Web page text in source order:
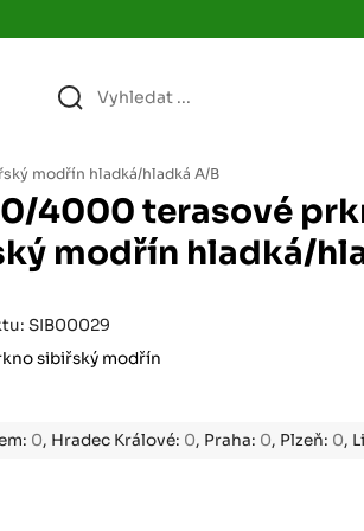
modřín hladká/hladká A/B
4000 terasové
modřín hladká/
SIB00029
sibiřský modřín
0, Hradec Králové: 0, Praha: 0, Plzeň: 0,
jacer.cz
KONTAKT
jacer.cz
jacer.cz